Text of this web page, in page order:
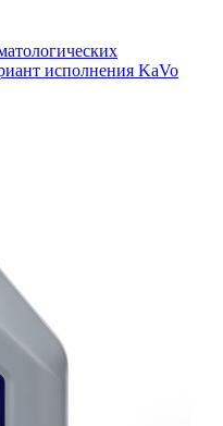
исполнения KaVo